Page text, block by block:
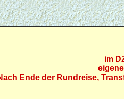
im
Ende der Rundreise,